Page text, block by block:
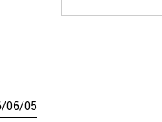
/06/05